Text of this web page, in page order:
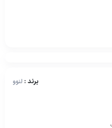
برند : لنوو